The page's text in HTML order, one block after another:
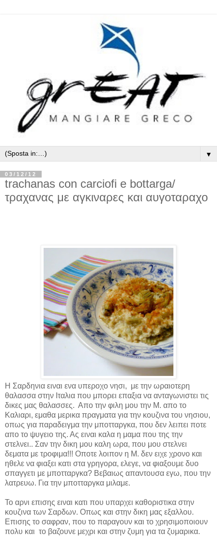
▼
03/12/12
trachanas con carciofi e bottarga/
τραχανας με αγκιναρες και αυγοταραχο
Η Σαρδηνια ειναι ενα υπεροχο νησι, με την ωραιοτερη
θαλασσα στην Ιταλια που μπορει επαξια να ανταγωνιστει τις
δικες μας θαλασσες. Απο την φιλη μου την Μ. απο το
Καλιαρι, εμαθα μερικα πραγματα για την κουζινα του νησιου,
οπως για παραδειγμα την μποτταργκα, που δεν λειπει ποτε
απο το ψυγειο της. Ας ειναι καλα η μαμα που της την
στελνει.. Σαν την δικη μου καλη ωρα, που μου στελνει
δεματα με τροφιμα!!! Οποτε λοιπον η Μ. δεν ειχε χρονο και
ηθελε να φιαξει κατι στα γρηγορα, ελεγε, να φιαξουμε δυο
σπαγγετι με μποτταργκα? Bεβαιως απαντουσα εγω, που την
λατρευω. Για την μποτταργκα μιλαμε.
Το αρνι επισης ειναι κατι που υπαρχει καθοριστικα στην
κουζινα των Σαρδων. Οπως και στην δικη μας εξαλλου.
Επισης το σαφραν, που το παραγουν και το χρησιμοποιουν
πολυ και το βαζουνε μεχρι και στην ζυμη για τα ζυμαρικα.